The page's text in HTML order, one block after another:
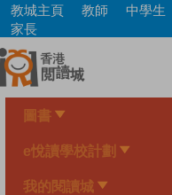
Skip
main
content
教城主頁 教師 中學生
家長
圖書
e悅讀學校計劃
我的閱讀城